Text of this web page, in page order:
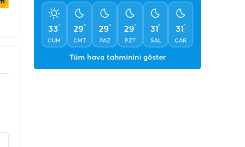
33°
CUM
29°
CMT
29°
PAZ
29°
PZT
31°
SAL
31°
ÇAR
Tüm hava tahminini göster